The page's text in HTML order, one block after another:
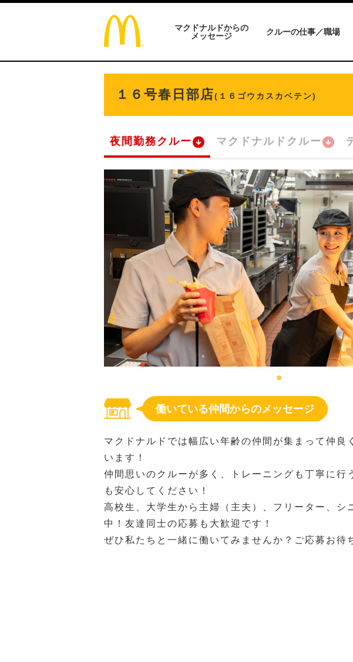
マクドナルドからの
メッセージ
クルーの仕事／職場
１６号春日部店(１６ゴウカスカベテン)
夜間勤務クルー マクドナルドクルー
働いている仲間からのメッセージ
マクドナルドでは幅広い年齢の仲間が集まって仲良
います！
仲間思いのクルーが多く、トレーニングも丁寧に行
も安心してください！
高校生、大学生から主婦（主夫）、フリーター、シ
中！友達同士の応募も大歓迎です！
ぜひ私たちと一緒に働いてみませんか？ご応募お待